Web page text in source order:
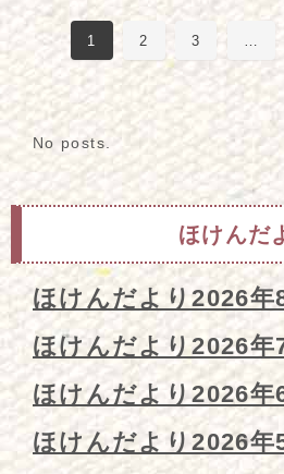
1 2 3
No posts.
ほけんだ
ほけんだより2026年
ほけんだより2026年
ほけんだより2026年
ほけんだより2026年